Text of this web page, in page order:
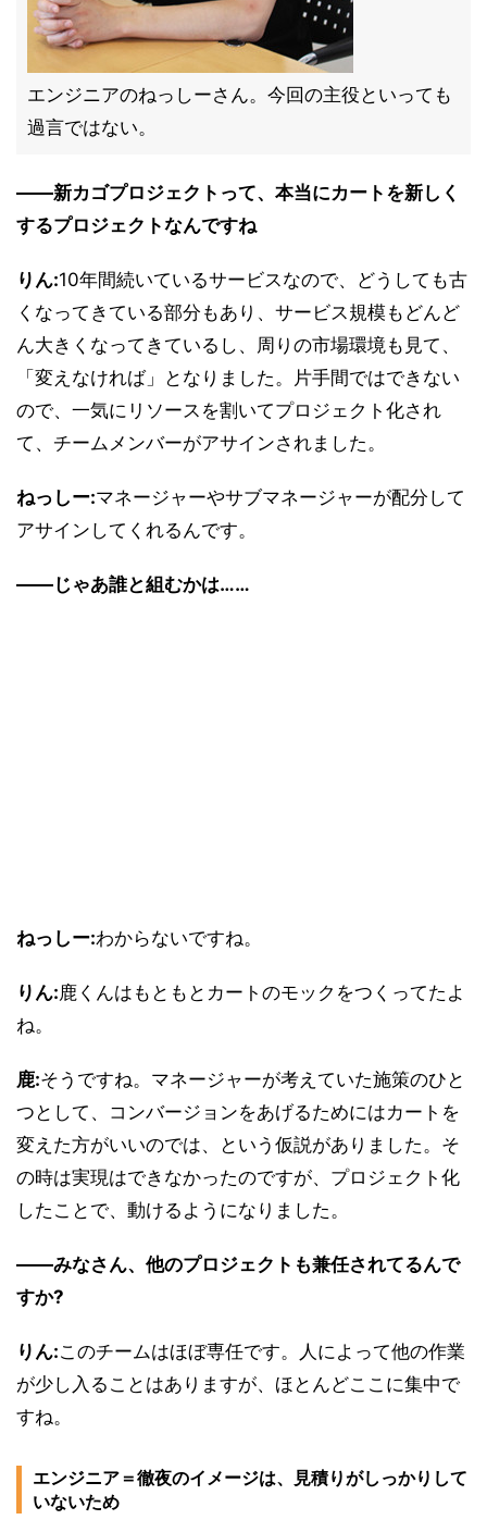
エンジニアのねっしーさん。今回の主役といっても
過言ではない。
――新カゴプロジェクトって、本当にカートを新しく
するプロジェクトなんですね
りん:10年間続いているサービスなので、どうしても古
くなってきている部分もあり、サービス規模もどんど
ん大きくなってきているし、周りの市場環境も見て、
「変えなければ」となりました。片手間ではできない
ので、一気にリソースを割いてプロジェクト化され
て、チームメンバーがアサインされました。
ねっしー:マネージャーやサブマネージャーが配分して
アサインしてくれるんです。
――じゃあ誰と組むかは……
ねっしー:わからないですね。
りん:鹿くんはもともとカートのモックをつくってたよ
ね。
鹿:そうですね。マネージャーが考えていた施策のひと
つとして、コンバージョンをあげるためにはカートを
変えた方がいいのでは、という仮説がありました。そ
の時は実現はできなかったのですが、プロジェクト化
したことで、動けるようになりました。
――みなさん、他のプロジェクトも兼任されてるんで
すか?
りん:このチームはほぼ専任です。人によって他の作業
が少し入ることはありますが、ほとんどここに集中で
すね。
エンジニア＝徹夜のイメージは、見積りがしっかりして
いないため